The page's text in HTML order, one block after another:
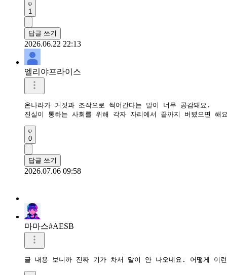
1
답글 쓰기
2026.06.22 22:13
엘리야프라이스
온나라가 거짓과 조작으로 썩어간다는 말이 너무 공감돼요.
진실이 통하는 사회를 위해 각자 자리에서 끝까지 버텼으면 해
0
답글 쓰기
2026.07.06 09:58
마마스#AESB
글 내용 보니까 진짜 기가 차서 말이 안 나오네요. 어떻게 이